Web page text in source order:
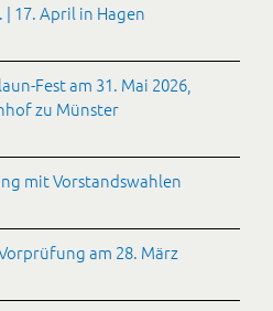
17. April in Hagen
Fest am 31. Mai 2026,
zu Münster
mit Vorstandswahlen
am 28. März